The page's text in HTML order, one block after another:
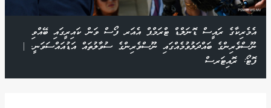
އެމެރިކާގެ ރައީސް ޑޮނަލްޑް ޓްރަމްޕް އެއަރ ފޯސް ވަން ކައިރީގައި ބޭއްވި
ނޫސްވެރިންގެ ބައްދަލުވުމެއްގައި ނޫސްވެރިންގެ ސުވާލުތައް އަޑުއައްސަވަނީ. |
ފޮޓޯ: ރޮއިޓަރސް